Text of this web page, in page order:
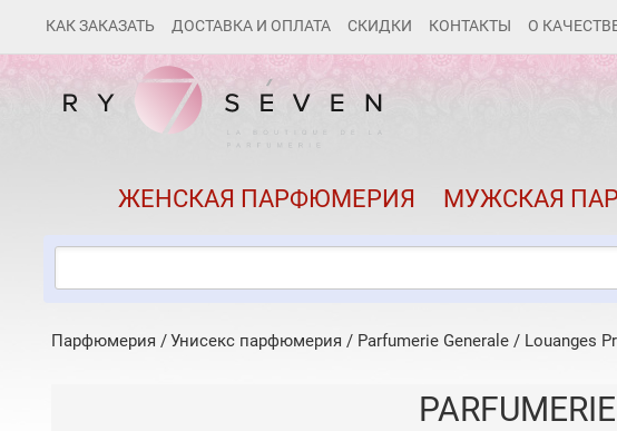
КАК ЗАКАЗАТЬ ДОСТАВКА И ОПЛАТА СКИДКИ КОНТАКТЫ О
ЖЕНСКАЯ ПАРФЮМЕРИЯ МУЖСКАЯ
Парфюмерия Унисекс парфюмерия / Parfumerie Generale / Louanges